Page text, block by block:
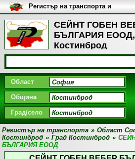
СЕЙНТ ГОБЕН
БЪЛГАРИЯ ЕООД,
Костинброд
Регистър на транспорта и
транспортните фирми в
България
Област
Община
Град/село
Регистър на транспорта » Област
Костинброд » Град Костинброд »
БЪЛГАРИЯ ЕООД